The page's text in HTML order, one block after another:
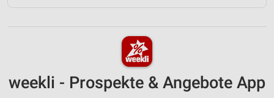
weekli - Prospekte & Angebote App